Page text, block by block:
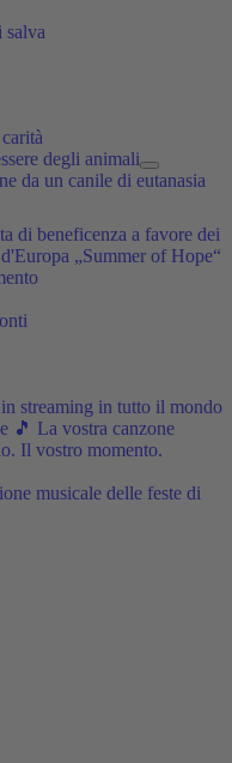
degli animali
da un canile di eutanasia
di beneficenza a favore dei
„Summer of Hope“
streaming in tutto il mondo
🎵 La vostra canzone
Il vostro momento.
musicale delle feste di